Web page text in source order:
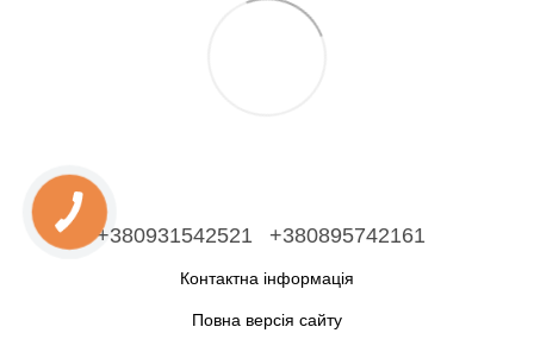
+380931542521 +380895742161
Контактна інформація
Повна версія сайту